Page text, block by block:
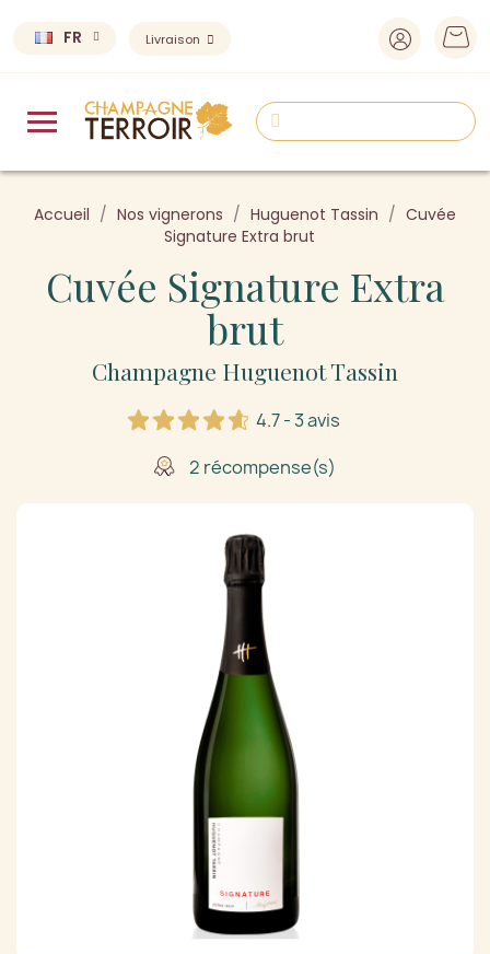
FR Livraison
Accueil Nos vignerons Huguenot Tassin
Cuvée
Signature Extra brut
Cuvée Signature Extra
brut
Champagne Huguenot Tassin
4.7 - 3 avis
2 récompense(s)